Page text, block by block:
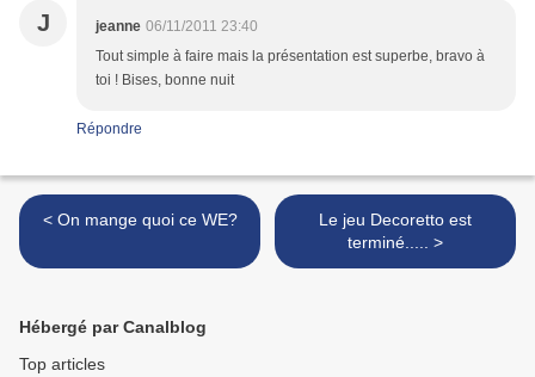
J jeanne 06/11/2011 23:40
Tout simple à faire mais la présentation est superbe, bravo à
toi ! Bises, bonne nuit
Répondre
< On mange quoi ce WE?
Le jeu Decoretto est
terminé..... >
Hébergé par Canalblog
Top articles